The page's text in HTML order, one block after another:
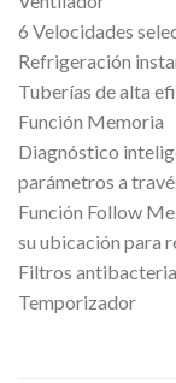
6 Velocidades
Refrigeración
Tuberías de alta
Función Memoria
Diagnóstico
parámetros a
Función Follow
su ubicación para
Filtros
Temporizador